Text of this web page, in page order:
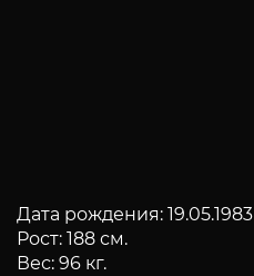
Дата рождения: 19.05.1983
Рост: 188 см.
Вес: 96 кг.